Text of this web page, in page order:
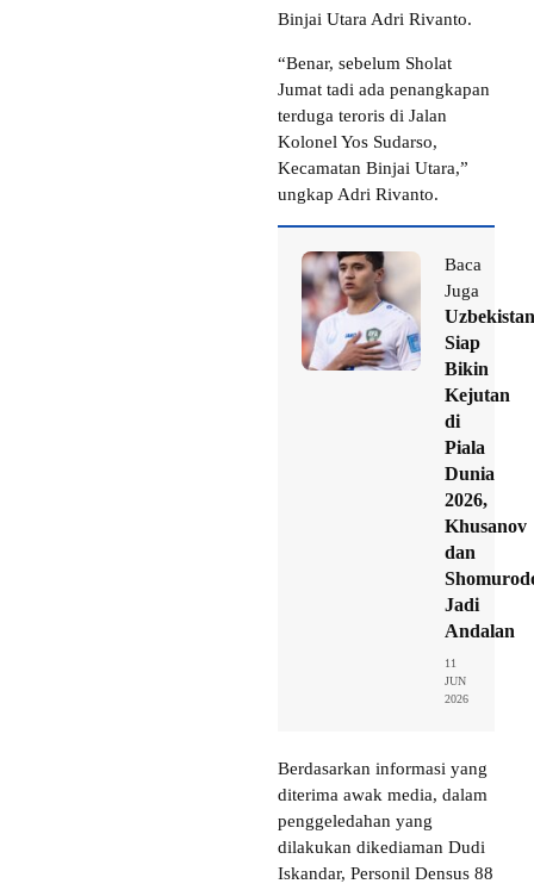
Binjai Utara Adri Rivanto.
“Benar, sebelum Sholat
Jumat tadi ada penangkapan
terduga teroris di Jalan
Kolonel Yos Sudarso,
Kecamatan Binjai Utara,”
ungkap Adri Rivanto.
Baca
Juga
Uzbekistan
Siap
Bikin
Kejutan
di
Piala
Dunia
2026,
Khusanov
dan
Jadi
Andalan
11
JUN
2026
Berdasarkan informasi yang
diterima awak media, dalam
penggeledahan yang
dilakukan dikediaman Dudi
Iskandar, Personil Densus 88